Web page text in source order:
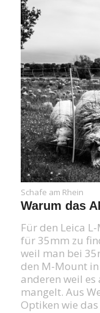
Schafe am Rhein
Warum das
Für den Leica
für 35mm zu
weil man bei
den M-Mount
anderen weil
mangelt. Aus
Optiken wie